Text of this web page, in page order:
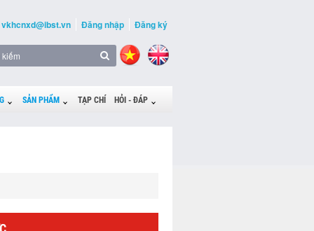
vkhcnxd@ibst.vn Đăng nhập Đăng ký
SẢN PHẨM TẠP CHÍ HỎI - ĐÁP